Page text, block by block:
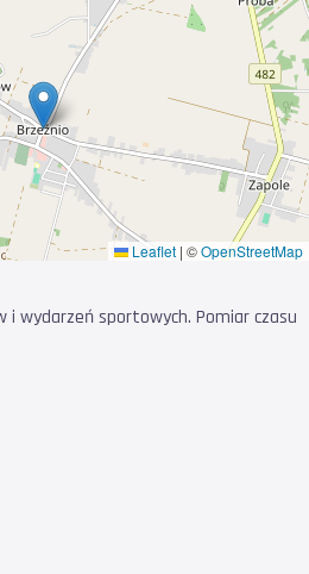
Leaflet | ©OpenStreetMap
i wydarzeń sportowych. Pomiar czasu